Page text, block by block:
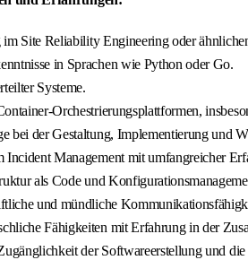
im Site Reliability Engineering oder
in Sprachen wie Python oder Go.
Systeme.
Orchestrierungsplattformen,
bei der Gestaltung, Implementierung und
Incident Management mit umfangreicher
als Code und
und mündliche
Fähigkeiten mit Erfahrung in der
der Softwareerstellung und